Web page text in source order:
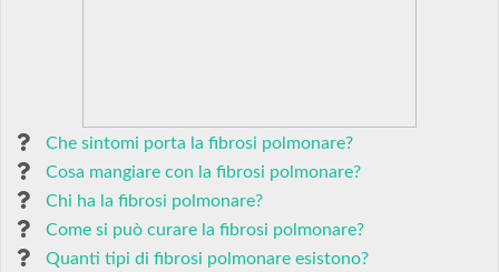
Che sintomi porta la fibrosi polmonare?
Cosa mangiare con la fibrosi polmonare?
Chi ha la fibrosi polmonare?
Come si può curare la fibrosi polmonare?
Quanti tipi di fibrosi polmonare esistono?